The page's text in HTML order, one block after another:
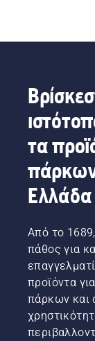
τα
Ελλάδα
Από το
πάθος για
προϊόντα
πάρκων και